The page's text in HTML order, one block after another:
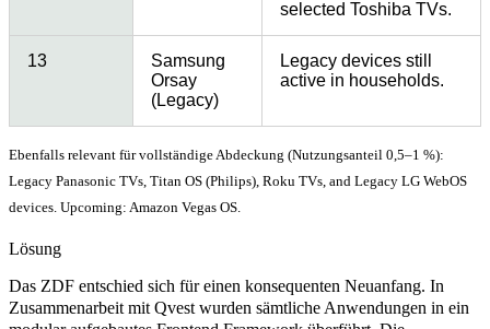
selected Toshiba TVs.
13
Samsung
Orsay
(Legacy)
Legacy devices still
active in households.
Ebenfalls relevant für vollständige Abdeckung (Nutzungsanteil 0,5–1 %):
Legacy Panasonic TVs, Titan OS (Philips), Roku TVs, and Legacy LG WebOS
devices. Upcoming: Amazon Vegas OS.
Lösung
Das ZDF entschied sich für einen konsequenten Neuanfang. In
Zusammenarbeit mit Qvest wurden sämtliche Anwendungen in ein